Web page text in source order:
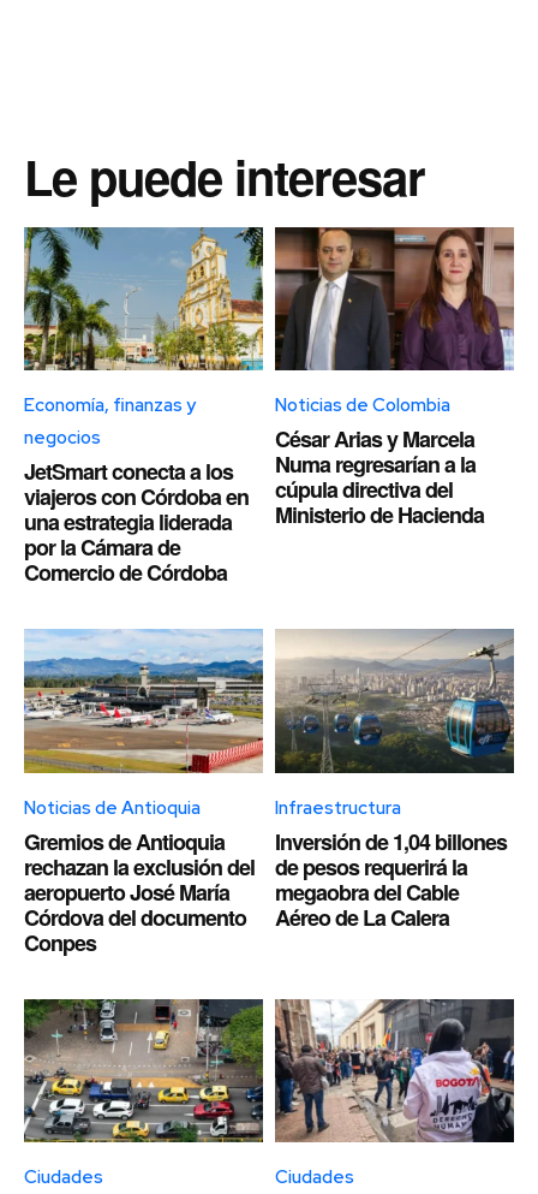
Le puede interesar
Economía, finanzas y
negocios
JetSmart conecta a los
viajeros con Córdoba en
una estrategia liderada
por la Cámara de
Comercio de Córdoba
Noticias de Colombia
César Arias y Marcela
Numa regresarían a la
cúpula directiva del
Ministerio de Hacienda
Noticias de Antioquia
Gremios de Antioquia
rechazan la exclusión del
aeropuerto José María
Córdova del documento
Conpes
Infraestructura
Inversión de 1,04 billones
de pesos requerirá la
megaobra del Cable
Aéreo de La Calera
Ciudades Ciudades